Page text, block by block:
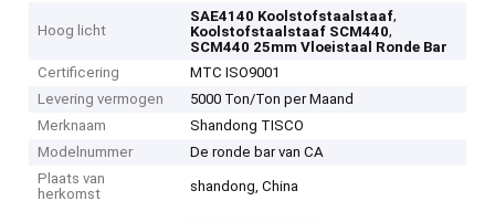
Hoog licht
SAE4140 Koolstofstaalstaaf,
Koolstofstaalstaaf SCM440,
SCM440 25mm Vloeistaal Ronde Bar
Certificering
MTC ISO9001
Levering vermogen
5000 Ton/Ton per Maand
Merknaam
Shandong TISCO
Modelnummer
De ronde bar van CA
Plaats van
herkomst
shandong, China